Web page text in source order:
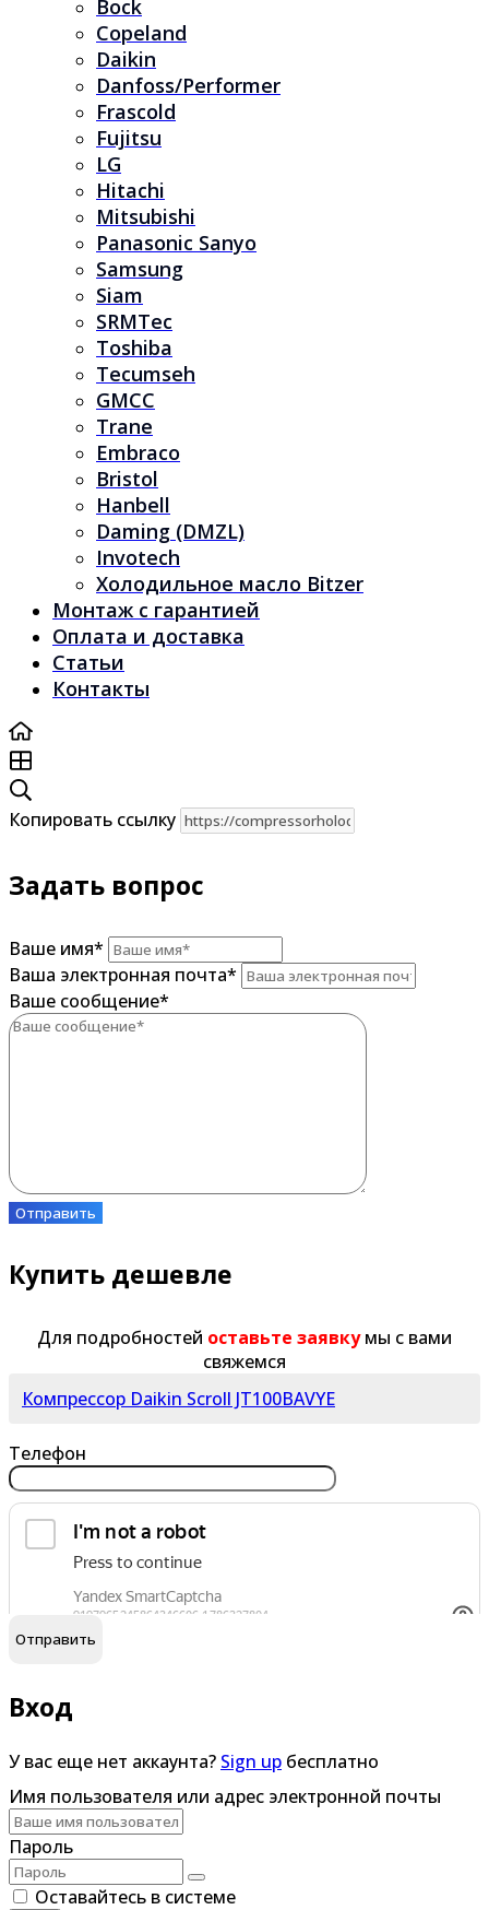
Bock
Copeland
Daikin
Danfoss/Performer
Frascold
Fujitsu
LG
Hitachi
Mitsubishi
Panasonic Sanyo
Samsung
Siam
SRMTec
Toshiba
Tecumseh
GMCC
Trane
Embraco
Bristol
Hanbell
Daming (DMZL)
Invotech
Холодильное масло Bitzer
Монтаж с гарантией
Оплата и доставка
Статьи
Контакты
Копировать ссылку
Задать вопрос
Ваше имя*
Ваша электронная почта*
Ваше сообщение*
Отправить
Купить дешевле
Для подробностей оставьте заявкумы с вами
свяжемся
Компрессор Daikin Scroll JT100BAVYE
Телефон
Я согласен наобработку персональных данных
Вход
У вас еще нет аккаунта? Sign up бесплатно
Имя пользователя или адрес электронной почты
Пароль
Оставайтесь в системе